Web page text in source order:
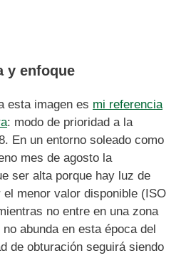
y enfoque
esta imagen es mi referencia
: modo de prioridad a la
En un entorno soleado como
mes de agosto la
ser alta porque hay luz de
menor valor disponible (ISO
no entre en una zona
abunda en esta época del
de obturación seguirá siendo